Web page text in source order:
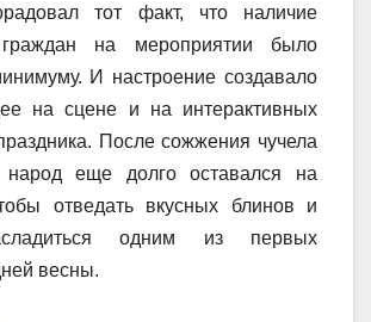
тот факт, что наличие
граждан на мероприятии было
И настроение создавало
на сцене и на интерактивных
После сожжения чучела
народ еще долго оставался на
отведать вкусных блинов и
одним из первых
весны.